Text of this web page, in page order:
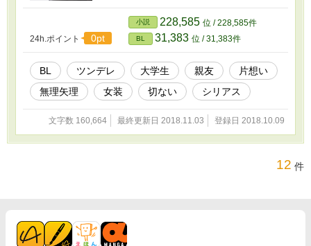
24h.ポイント 0pt
小説 228,585 位 / 228,585件
BL 31,383 位 / 31,383件
BL ツンデレ 大学生 親友
片想い
無理矢理
女装 切ない シリアス
文字数 160,664 最終更新日 2018.11.03 登録日 2018.10.09
12 件